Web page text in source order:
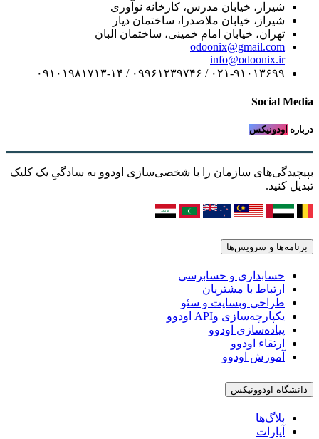
شیراز، خیابان مدرس، کارخانه نوآوری
شیراز، خیابان ملاصدرا، ساختمان دیار
تهران، خیابان امام خمینی، ساختمان البان
odoonix@gmail.com
info@odoonix.ir
۰۲۱-۹۱۰۱۳۶۹۹ / ۰۹۹۶۱۲۳۹۷۴۶ / ۰۹۱۰۱۹۸۱۷۱۳-۱۴
Social Media
درباره اودونیکس
بپیچیدگی‌های سازمان را با شخصی‌سازی اودوو به سادگیِ یک کلیک
تبدیل کنید.
برنامه‌ها و سرویس‌ها
حسابداری و حسابرسی
ارتباط با مشتریان
طراحی وبسایت و سئو
یکپارچه‌سازی وAPI اودوو
پیاده‌سازی اودوو
ارتقاء اودوو
آموزش اودوو
دانشگاه اودوونیکس
بلاگ‌ها
آپارات